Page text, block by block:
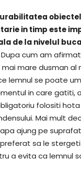
in timp este
de la nivelul
Dupa cum am
mare dusman al
lemnul se poate
in care gatiti,
folositi
Mai mult
ajung pe
sa le
a evita ca lemnul